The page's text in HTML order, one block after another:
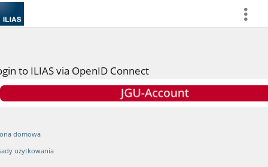
more
to ILIAS via OpenID Connect
domowa
użytkowania